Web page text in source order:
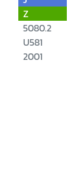
Z
5080.2
U581
2001